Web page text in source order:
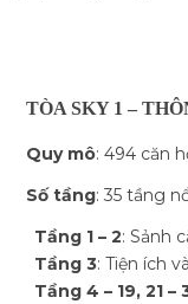
TÒA SKY 1 –
Quy mô: 494 căn
Số tầng: 35 tầng
Tầng 1 – 2: Sảnh
Tầng 3: Tiện ích
Tầng 4 – 19, 21 –